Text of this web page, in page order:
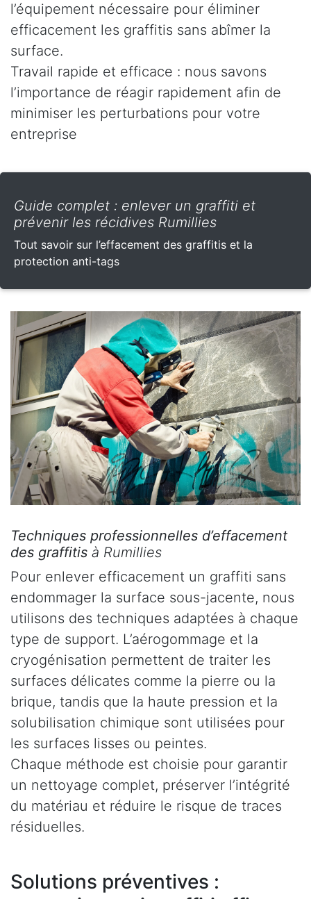
l’équipement nécessaire pour éliminer
efficacement les graffitis sans abîmer la
surface.
Travail rapide et efficace : nous savons
l’importance de réagir rapidement afin de
minimiser les perturbations pour votre
entreprise
Guide complet : enlever un graffiti et
prévenir les récidives Rumillies
Tout savoir sur l’effacement des graffitis et la
protection anti-tags
Techniques professionnelles d’effacement
des graffitis à Rumillies
Pour enlever efficacement un graffiti sans
endommager la surface sous-jacente, nous
utilisons des techniques adaptées à chaque
type de support. L’aérogommage et la
cryogénisation permettent de traiter les
surfaces délicates comme la pierre ou la
brique, tandis que la haute pression et la
solubilisation chimique sont utilisées pour
les surfaces lisses ou peintes.
Chaque méthode est choisie pour garantir
un nettoyage complet, préserver l’intégrité
du matériau et réduire le risque de traces
résiduelles.
Solutions préventives :